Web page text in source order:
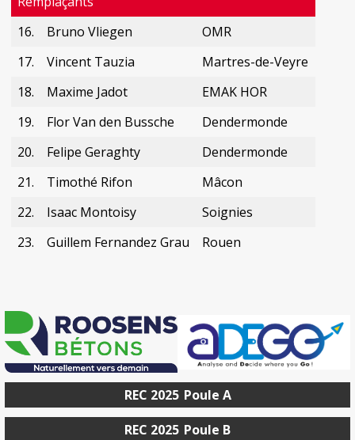
16.
Bruno Vliegen
OMR
17.
Vincent Tauzia
Martres-de-Veyre
18.
Maxime Jadot
EMAK HOR
19.
Flor Van den Bussche
Dendermonde
20.
Felipe Geraghty
Dendermonde
21.
Timothé Rifon
Mâcon
22.
Isaac Montoisy
Soignies
23.
Guillem Fernandez Grau Rouen
REC 2025 Poule A
REC 2025 Poule B